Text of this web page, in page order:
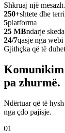
Shkruaj një
250+shtete dhe
5platforma
25 MBndarje
24/7qasje nga webi
Gjithçka që të duhet
pa zhurmë.
Ndërtuar që të
nga çdo pajisje.
01